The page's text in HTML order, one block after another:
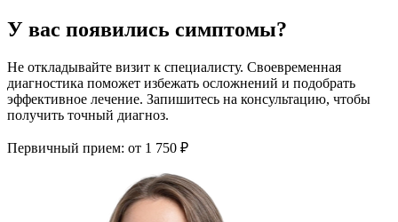
У вас появились симптомы?
Не откладывайте визит к специалисту. Своевременная
диагностика поможет избежать осложнений и подобрать
эффективное лечение. Запишитесь на консультацию, чтобы
получить точный диагноз.
Первичный прием: от 1 750 ₽